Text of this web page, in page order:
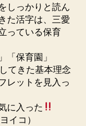
しっかりと読ん
た活字は、三愛
っている保育
「保育園」
てきた基本理念
レットを見入っ
に入った
イコ）